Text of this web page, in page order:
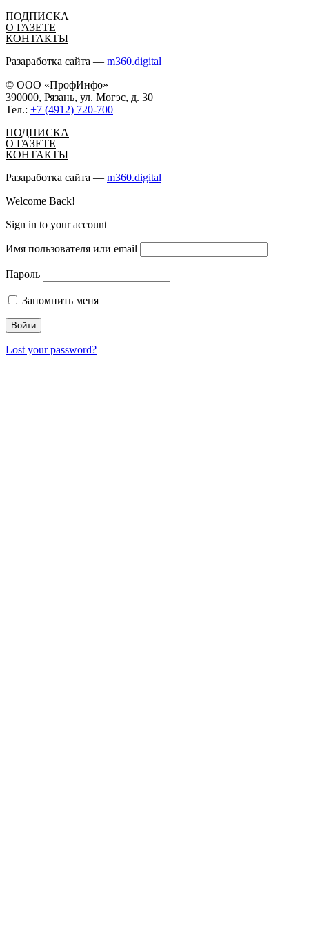
ПОДПИСКА
О ГАЗЕТЕ
КОНТАКТЫ
Разаработка сайта — m360.digital
© ООО «ПрофИнфо»
390000, Рязань, ул. Могэс, д. 30
Тел.: +7 (4912) 720-700
ПОДПИСКА
О ГАЗЕТЕ
КОНТАКТЫ
Разаработка сайта — m360.digital
Welcome Back!
Sign in to your account
Имя пользователя или email
Пароль
Запомнить меня
Lost your password?